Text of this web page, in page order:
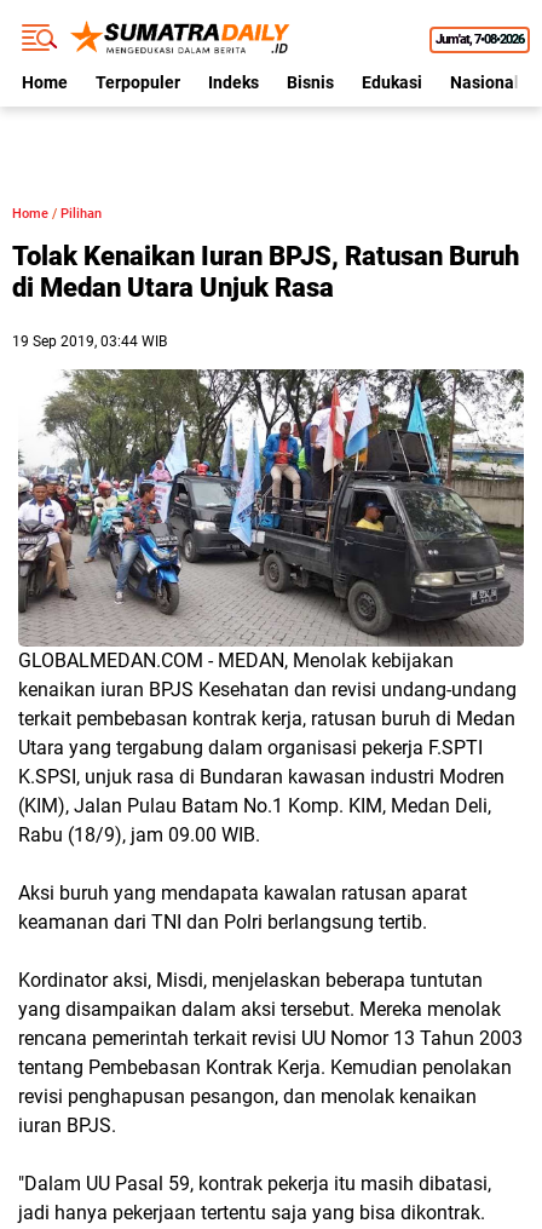
Jum'at 7•08•2026
Home Terpopuler Indeks Bisnis Edukasi Nasional
Home / Pilihan
Tolak Kenaikan Iuran BPJS, Ratusan Buruh
di Medan Utara Unjuk Rasa
19 Sep 2019, 03:44 WIB
GLOBALMEDAN.COM - MEDAN, Menolak kebijakan
kenaikan iuran BPJS Kesehatan dan revisi undang-undang
terkait pembebasan kontrak kerja, ratusan buruh di Medan
Utara yang tergabung dalam organisasi pekerja F.SPTI
K.SPSI, unjuk rasa di Bundaran kawasan industri Modren
(KIM), Jalan Pulau Batam No.1 Komp. KIM, Medan Deli,
Rabu (18/9), jam 09.00 WIB.
Aksi buruh yang mendapata kawalan ratusan aparat
keamanan dari TNI dan Polri berlangsung tertib.
Kordinator aksi, Misdi, menjelaskan beberapa tuntutan
yang disampaikan dalam aksi tersebut. Mereka menolak
rencana pemerintah terkait revisi UU Nomor 13 Tahun 2003
tentang Pembebasan Kontrak Kerja. Kemudian penolakan
revisi penghapusan pesangon, dan menolak kenaikan
iuran BPJS.
"Dalam UU Pasal 59, kontrak pekerja itu masih dibatasi,
jadi hanya pekerjaan tertentu saja yang bisa dikontrak.